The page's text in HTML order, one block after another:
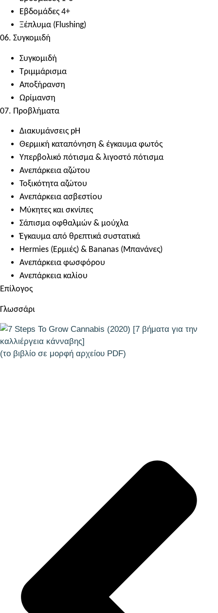
Εβδομάδες 4+
Ξέπλυμα (Flushing)
06. Συγκομιδή
Συγκομιδή
Τριμμάρισμα
Αποξήρανση
Ωρίμανση
07. Προβλήματα
Διακυμάνσεις pH
Θερμική καταπόνηση & έγκαυμα φωτός
Υπερβολικό πότισμα & λιγοστό πότισμα
Ανεπάρκεια αζώτου
Τοξικότητα αζώτου
Ανεπάρκεια ασβεστίου
Μύκητες και σκνίπες
Σάπισμα οφθαλμών & μούχλα
Έγκαυμα από θρεπτικά συστατικά
Hermies (Ερμιές) & Bananas (Μπανάνες)
Ανεπάρκεια φωσφόρου
Ανεπάρκεια καλίου
Επίλογος
Γλωσσάρι
(το βιβλίο σε μορφή αρχείου PDF)